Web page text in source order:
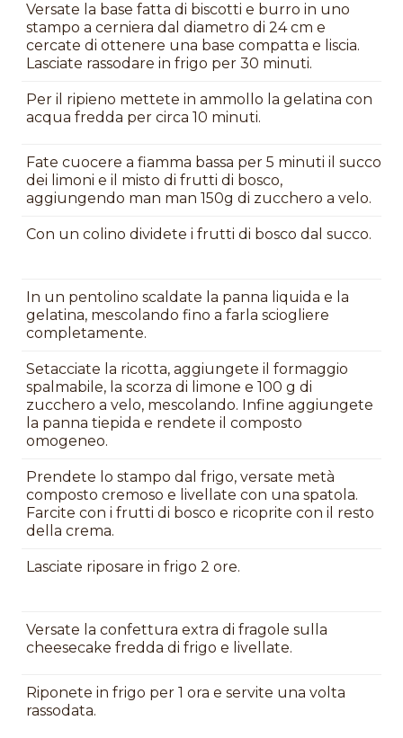
Versate la base fatta di biscotti e burro in uno
stampo a cerniera dal diametro di 24 cm e
cercate di ottenere una base compatta e liscia.
Lasciate rassodare in frigo per 30 minuti.
Per il ripieno mettete in ammollo la gelatina con
acqua fredda per circa 10 minuti.
Fate cuocere a fiamma bassa per 5 minuti il succo
dei limoni e il misto di frutti di bosco,
aggiungendo man man 150g di zucchero a velo.
Con un colino dividete i frutti di bosco dal succo.
In un pentolino scaldate la panna liquida e la
gelatina, mescolando fino a farla sciogliere
completamente.
Setacciate la ricotta, aggiungete il formaggio
spalmabile, la scorza di limone e 100 g di
zucchero a velo, mescolando. Infine aggiungete
la panna tiepida e rendete il composto
omogeneo.
Prendete lo stampo dal frigo, versate metà
composto cremoso e livellate con una spatola.
Farcite con i frutti di bosco e ricoprite con il resto
della crema.
Lasciate riposare in frigo 2 ore.
Versate la confettura extra di fragole sulla
cheesecake fredda di frigo e livellate.
Riponete in frigo per 1 ora e servite una volta
rassodata.